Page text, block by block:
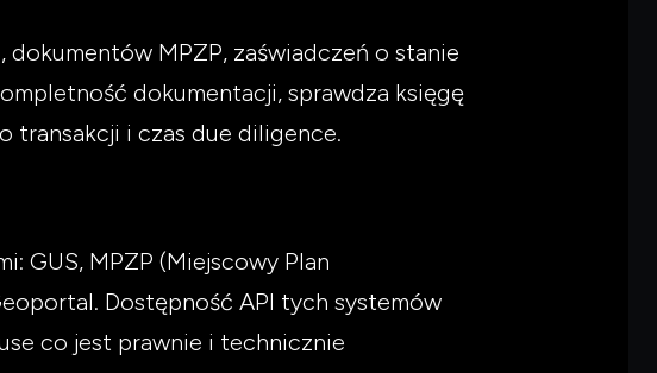
MPZP, zaświadczeń o stanie
dokumentacji, sprawdza księgę
i czas due diligence.
GUS, MPZP (Miejscowy Plan
Dostępność API tych systemów
co jest prawnie i technicznie